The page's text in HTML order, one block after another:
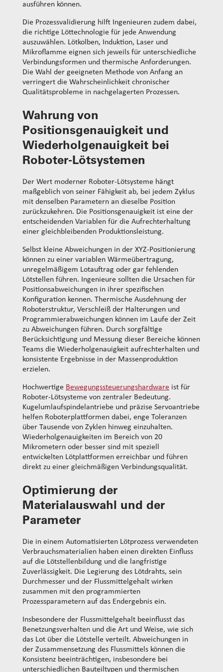
ausführen können.
Die Prozessvalidierung hilft Ingenieuren zudem dabei,
die richtige Löttechnologie für jede Anwendung
auszuwählen. Lötkolben, Induktion, Laser und
Mikroflamme eignen sich jeweils für unterschiedliche
Verbindungsformen und thermische Anforderungen.
Die Wahl der geeigneten Methode von Anfang an
verringert die Wahrscheinlichkeit chronischer
Qualitätsprobleme in nachgelagerten Prozessen.
Wahrung von
Positionsgenauigkeit und
Wiederholgenauigkeit bei
Roboter-Lötsystemen
Der Wert moderner Roboter-Lötsysteme hängt
maßgeblich von seiner Fähigkeit ab, bei jedem Zyklus
mit denselben Parametern an dieselbe Position
zurückzukehren. Die Positionsgenauigkeit ist eine der
entscheidenden Variablen für die Aufrechterhaltung
einer gleichbleibenden Produktionsleistung.
Selbst kleine Abweichungen in der XYZ-Positionierung
können zu einer variablen Wärmeübertragung,
unregelmäßigem Lotauftrag oder gar fehlenden
Lötstellen führen. Ingenieure sollten die Ursachen für
Positionsabweichungen in ihrer spezifischen
Konfiguration kennen. Thermische Ausdehnung der
Roboterstruktur, Verschleiß der Halterungen und
Programmierabweichungen können im Laufe der Zeit
zu Abweichungen führen. Durch sorgfältige
Berücksichtigung und Messung dieser Bereiche können
Teams die Wiederholgenauigkeit aufrechterhalten und
konsistente Ergebnisse in der Massenproduktion
erzielen.
Hochwertige Bewegungssteuerungshardware ist für
Roboter-Lötsysteme von zentraler Bedeutung.
Kugelumlaufspindelantriebe und präzise Servoantriebe
helfen Roboterplattformen dabei, enge Toleranzen
über Tausende von Zyklen hinweg einzuhalten.
Wiederholgenauigkeiten im Bereich von 20
Mikrometern oder besser sind mit speziell
entwickelten Lötplattformen erreichbar und führen
direkt zu einer gleichmäßigen Verbindungsqualität.
Optimierung der
Materialauswahl und der
Parameter
Die in einem Automatisierten Lötprozess verwendeten
Verbrauchsmaterialien haben einen direkten Einfluss
auf die Lötstellenbildung und die langfristige
Zuverlässigkeit. Die Legierung des Lötdrahts, sein
Durchmesser und der Flussmittelgehalt wirken
zusammen mit den programmierten
Prozessparametern auf das Endergebnis ein.
Insbesondere der Flussmittelgehalt beeinflusst das
Benetzungsverhalten und die Art und Weise, wie sich
das Lot über die Lötstelle verteilt. Abweichungen in
der Zusammensetzung des Flussmittels können die
Konsistenz beeinträchtigen, insbesondere bei
unterschiedlichen Bauteiltypen und thermischen